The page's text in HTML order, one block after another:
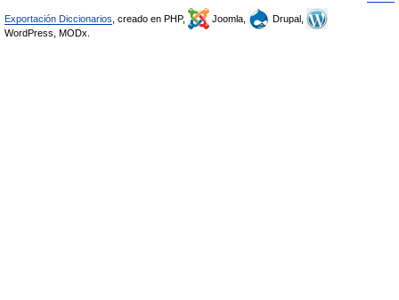
Exportación Diccionarios , creado en PHP, Joomla,
Drupal,
WordPress, MODx.